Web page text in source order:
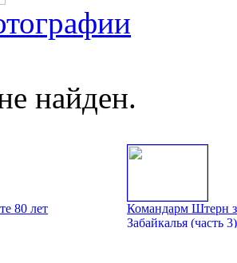
найден.
80 лет
Командарм Штерн
Забайкалья (часть 3)